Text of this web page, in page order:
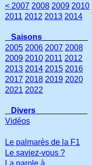
< 2007 2008 2009 2010
2011 2012 2013 2014
Saisons
2005 2006 2007 2008
2009 2010 2011 2012
2013 2014 2015 2016
2017 2018 2019 2020
2021 2022
Divers
Vidéos
Le palmarès de la F1
Le saviez-vous ?
La parole à...